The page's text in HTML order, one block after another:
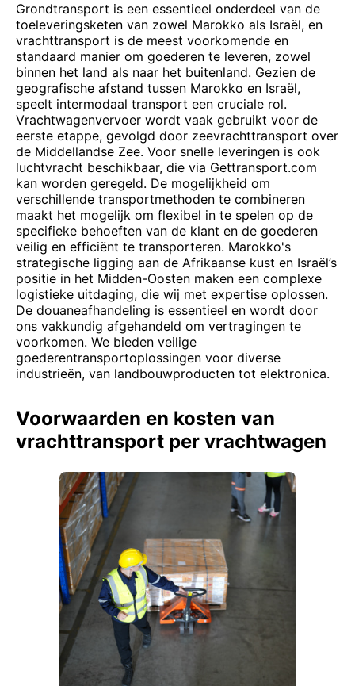
Grondtransport is een essentieel onderdeel van de
toeleveringsketen van zowel Marokko als Israël, en
vrachttransport is de meest voorkomende en
standaard manier om goederen te leveren, zowel
binnen het land als naar het buitenland. Gezien de
geografische afstand tussen Marokko en Israël,
speelt intermodaal transport een cruciale rol.
Vrachtwagenvervoer wordt vaak gebruikt voor de
eerste etappe, gevolgd door zeevrachttransport over
de Middellandse Zee. Voor snelle leveringen is ook
luchtvracht beschikbaar, die via Gettransport.com
kan worden geregeld. De mogelijkheid om
verschillende transportmethoden te combineren
maakt het mogelijk om flexibel in te spelen op de
specifieke behoeften van de klant en de goederen
veilig en efficiënt te transporteren. Marokko's
strategische ligging aan de Afrikaanse kust en Israël’s
positie in het Midden-Oosten maken een complexe
logistieke uitdaging, die wij met expertise oplossen.
De douaneafhandeling is essentieel en wordt door
ons vakkundig afgehandeld om vertragingen te
voorkomen. We bieden veilige
goederentransportoplossingen voor diverse
industrieën, van landbouwproducten tot elektronica.
Voorwaarden en kosten van
vrachttransport per vrachtwagen